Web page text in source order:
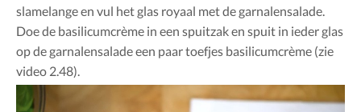
slamelange en vul het glas royaal met de garnalensalade.
Doe de basilicumcrème in een spuitzak en spuit in ieder glas
op de garnalensalade een paar toefjes basilicumcrème (zie
video 2.48).